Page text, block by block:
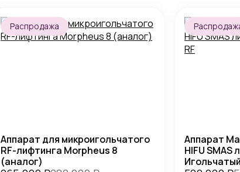
Распродажа
Аппарат для микроигольчатого
RF-лифтинга Morpheus 8
(аналог)
Аппарат
HIFU SMAS